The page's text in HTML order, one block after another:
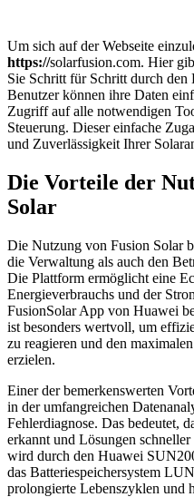
Um sich auf der Webseite
https://solarfusion.com. Hier
Sie Schritt für Schritt durch
Benutzer können ihre Daten
Zugriff auf alle notwendigen
Steuerung. Dieser einfache
und Zuverlässigkeit Ihrer
Die Vorteile der
Solar
Die Nutzung von Fusion Solar
die Verwaltung als auch den
Die Plattform ermöglicht eine
Energieverbrauchs und der
FusionSolar App von Huawei
ist besonders wertvoll, um
zu reagieren und den
erzielen.
Einer der bemerkenswerten
in der umfangreichen
Fehlerdiagnose. Das bedeutet,
erkannt und Lösungen
wird durch den Huawei
das Batteriespeichersystem
prolongierte Lebenszyklen und